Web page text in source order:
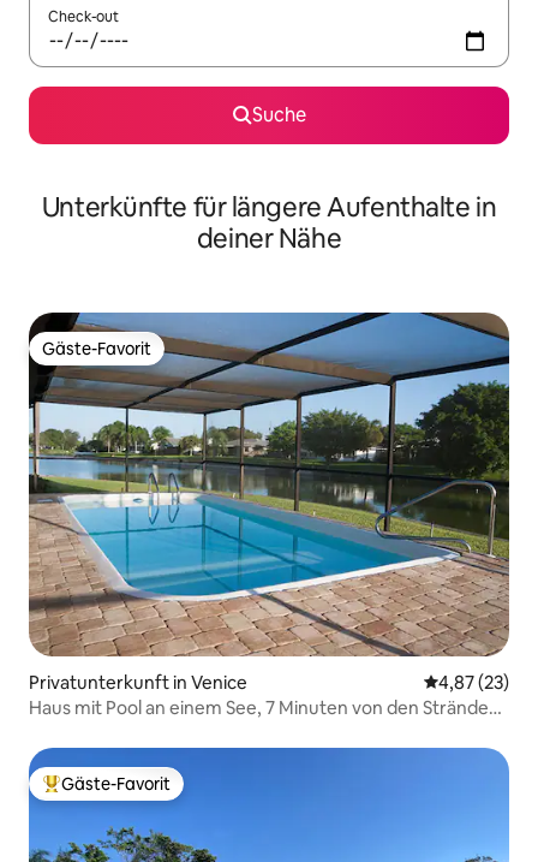
Check-out
Suche
Unterkünfte für längere Aufenthalte in
deiner Nähe
Gäste-Favorit
Gäste-Favorit
Privatunterkunft in Venice
4,87 (23)
Haus mit Pool an einem See, 7 Minuten von den Stränden
Beliebter Gäste-Favorit.
Gäste-Favorit